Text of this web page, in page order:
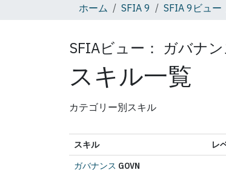
ホーム SFIA 9 SFIA 9ビュー
SFIAビュー： ガバナ
スキル一覧
カテゴリー別スキル
スキル
レ
ガバナンス GOVN